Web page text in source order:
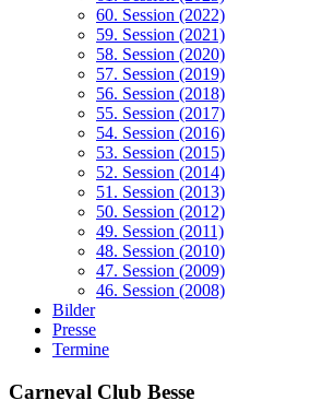
60. Session (2022)
59. Session (2021)
58. Session (2020)
57. Session (2019)
56. Session (2018)
55. Session (2017)
54. Session (2016)
53. Session (2015)
52. Session (2014)
51. Session (2013)
50. Session (2012)
49. Session (2011)
48. Session (2010)
47. Session (2009)
46. Session (2008)
Bilder
Presse
Termine
Carneval Club Besse